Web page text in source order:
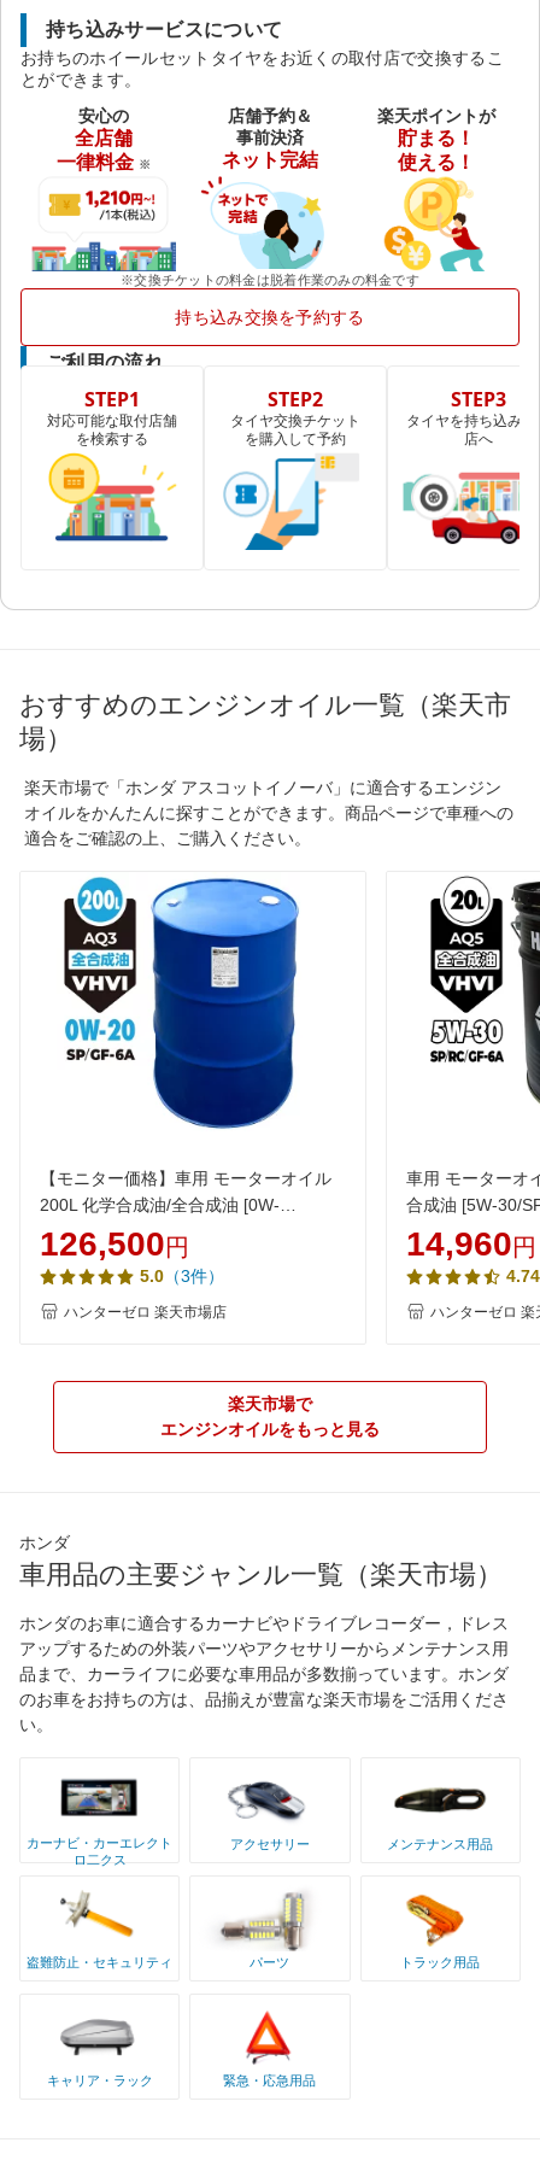
持ち込みサービスについて
お持ちのホイールセットタイヤをお近くの取付店で交換するこ
とができます。
安心の
全店舗
一律料金 ※
店舗予約＆
事前決済
ネット完結
楽天ポイントが
貯まる！
使える！
※交換チケットの料金は脱着作業のみの料金です
持ち込み交換を予約する
ご利用の流れ
STEP1
対応可能な取付店舗
を検索する
STEP2
タイヤ交換チケット
を購入して予約
STEP3
タイヤを持ち込み取
店へ
おすすめのエンジンオイル一覧（楽天市
場）
楽天市場で「ホンダ アスコットイノーバ」に適合するエンジン
オイルをかんたんに探すことができます。商品ページで車種への
適合をご確認の上、ご購入ください。
【モニター価格】車用 モーターオイル
200L 化学合成油/全合成油 [0W-
20/SP/GF-6A] AQ3 100％化学合成油
VHVI 自動車用エンジンオイル【法人限
定】
126,500円
5.0 （3件）
ハンターゼロ 楽天市場店
車用 モーターオ
合成油 [5W-30/
動車用エンジン
ロ
14,960円
4.74
ハンターゼロ 楽
楽天市場で
エンジンオイルをもっと見る
ホンダ
車用品の主要ジャンル一覧（楽天市場）
ホンダのお車に適合するカーナビやドライブレコーダー，ドレス
アップするための外装パーツやアクセサリーからメンテナンス用
品まで、カーライフに必要な車用品が多数揃っています。ホンダ
のお車をお持ちの方は、品揃えが豊富な楽天市場をご活用くださ
い。
カーナビ・カーエレクト
ロ二クス
アクセサリー メンテナンス用品
盗難防止・セキュリティ パーツ トラック用品
キャリア・ラック 緊急・応急用品